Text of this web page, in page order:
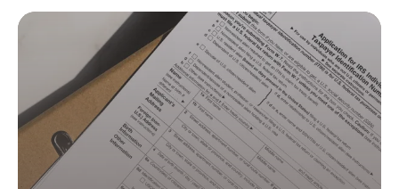
combien de points selon le
dépassement ?
17 juillet 2026